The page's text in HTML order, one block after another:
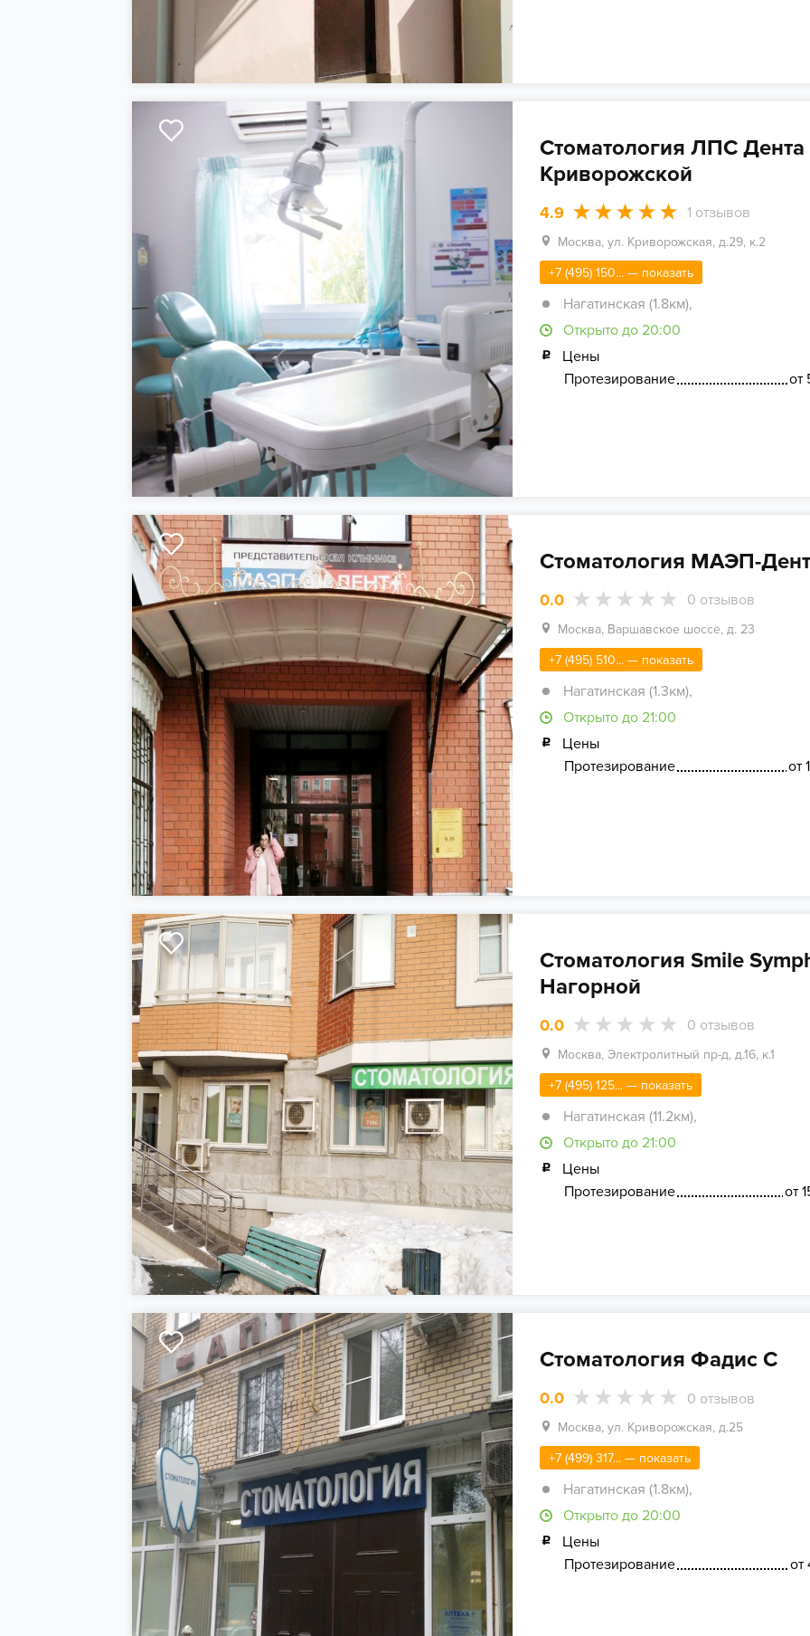
Стоматология ЛПС Дента
Криворожской
4.9 1 отзывов
Москва, ул. Криворожская, д.29, к.2
+7 (495) 150... — показать
Нагатинская (1.8км),
Открыто до 20:00
Цены
Протезирование
от
Стоматология МАЭП-
0.0 0 отзывов
Москва, Варшавское шоссе, д. 23
+7 (495) 510... — показать
Нагатинская (1.3км),
Открыто до 21:00
Цены
Протезирование
от
Стоматология Smile
Нагорной
0.0 0 отзывов
Москва, Электролитный пр-д, д.16, к.1
+7 (495) 125... — показать
Нагатинская (11.2км),
Открыто до 21:00
Цены
Протезирование
от
Стоматология Фадис С
0.0 0 отзывов
Москва, ул. Криворожская, д.25
+7 (499) 317... — показать
Нагатинская (1.8км),
Открыто до 20:00
Цены
Протезирование
от